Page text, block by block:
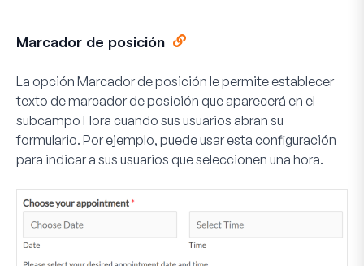
Marcador de posición
La opción Marcador de posición le permite establecer
texto de marcador de posición que aparecerá en el
subcampo Hora cuando sus usuarios abran su
formulario. Por ejemplo, puede usar esta configuración
para indicar a sus usuarios que seleccionen una hora.